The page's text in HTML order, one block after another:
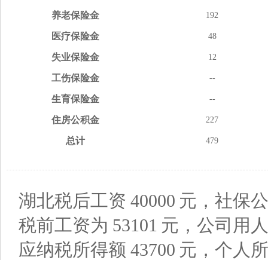
养老保险金 192
医疗保险金 48
失业保险金 12
工伤保险金 --
生育保险金 --
住房公积金 227
总计 479
湖北税后工资 40000 元，社保
税前工资为 53101 元，公司用
应纳税所得额 43700 元，个人